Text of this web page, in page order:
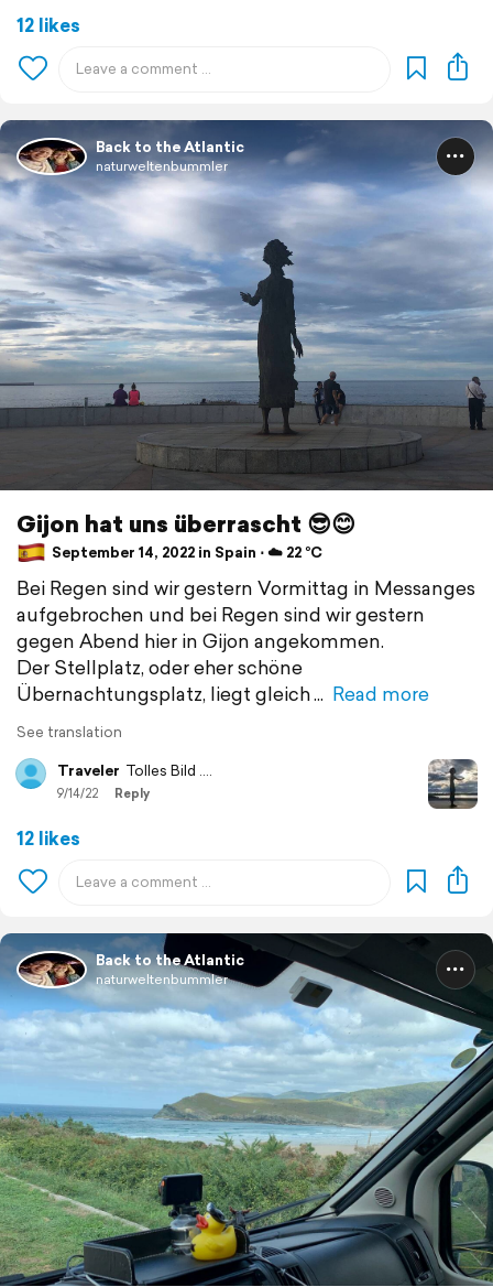
12 likes
Back to the Atlantic
naturweltenbummler
Gijon hat uns überrascht 😎😊
September 14, 2022 in Spain ⋅ ☁️ 22 °C
Bei Regen sind wir gestern Vormittag in Messanges
aufgebrochen und bei Regen sind wir gestern
gegen Abend hier in Gijon angekommen.
Der Stellplatz, oder eher schöne
Übernachtungsplatz, liegt gleich
Read more
See translation
Traveler Tolles Bild ….
9/14/22 Reply
12 likes
Back to the Atlantic
naturweltenbummler